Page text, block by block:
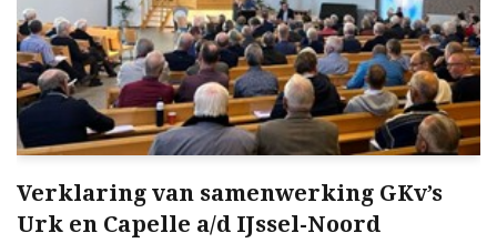
Verklaring van samenwerking GKv’s
Urk en Capelle a/d IJssel-Noord